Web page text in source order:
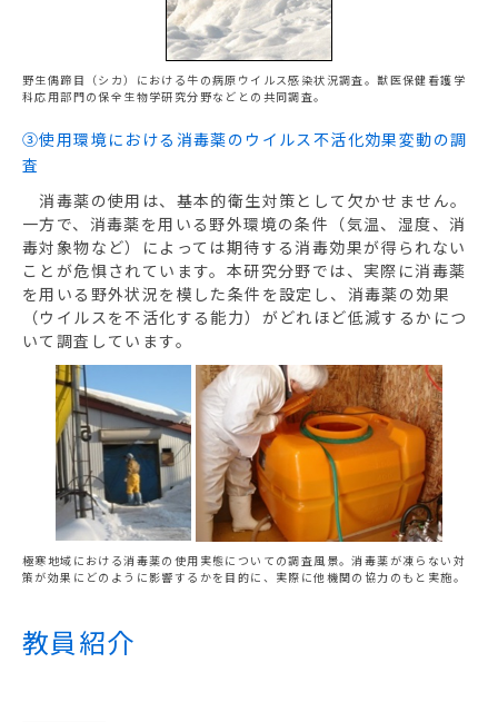
野生偶蹄目（シカ）における牛の病原ウイルス感染状況調査。獣医保健看護学
科応用部門の保全生物学研究分野などとの共同調査。
③使用環境における消毒薬のウイルス不活化効果変動の調
査
消毒薬の使用は、基本的衛生対策として欠かせません。
一方で、消毒薬を用いる野外環境の条件（気温、湿度、消
毒対象物など）によっては期待する消毒効果が得られない
ことが危惧されています。本研究分野では、実際に消毒薬
を用いる野外状況を模した条件を設定し、消毒薬の効果
（ウイルスを不活化する能力）がどれほど低減するかにつ
いて調査しています。
極寒地域における消毒薬の使用実態についての調査風景。消毒薬が凍らない対
策が効果にどのように影響するかを目的に、実際に他機関の協力のもと実施。
教員紹介